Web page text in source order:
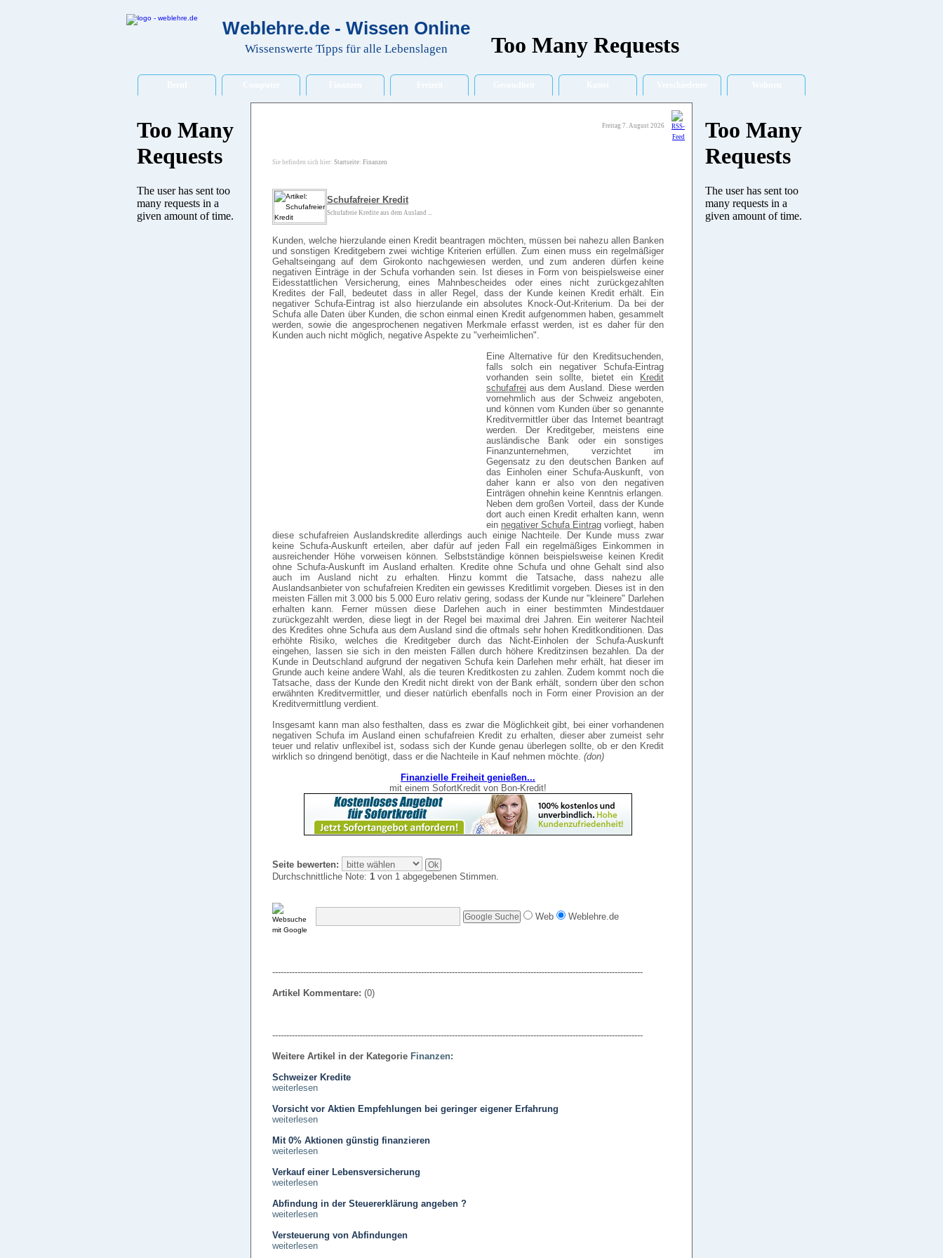
Weblehre.de - Wissen Online
Wissenswerte Tipps für alle Lebenslagen
Freitag 7. August 2026
Sie befinden sich hier: Startseite: Finanzen
Schufafreier Kredit
Schufafreie Kredite aus dem Ausland ...
Kunden, welche hierzulande einen Kredit beantragen möchten, müssen bei nahezu allen Banken
und sonstigen Kreditgebern zwei wichtige Kriterien erfüllen. Zum einen muss ein regelmäßiger
Gehaltseingang auf dem Girokonto nachgewiesen werden, und zum anderen dürfen keine
negativen Einträge in der Schufa vorhanden sein. Ist dieses in Form von beispielsweise einer
Eidesstattlichen Versicherung, eines Mahnbescheides oder eines nicht zurückgezahlten
Kredites der Fall, bedeutet dass in aller Regel, dass der Kunde keinen Kredit erhält. Ein
negativer Schufa-Eintrag ist also hierzulande ein absolutes Knock-Out-Kriterium. Da bei der
Schufa alle Daten über Kunden, die schon einmal einen Kredit aufgenommen haben, gesammelt
werden, sowie die angesprochenen negativen Merkmale erfasst werden, ist es daher für den
Kunden auch nicht möglich, negative Aspekte zu "verheimlichen".
Eine Alternative für den Kreditsuchenden,
falls solch ein negativer Schufa-Eintrag
vorhanden sein sollte, bietet ein
Kredit
schufafrei aus dem Ausland. Diese werden
vornehmlich aus der Schweiz angeboten,
und können vom Kunden über so genannte
Kreditvermittler über das Internet beantragt
werden. Der Kreditgeber, meistens eine
ausländische Bank oder ein sonstiges
Finanzunternehmen, verzichtet im
Gegensatz zu den deutschen Banken auf
das Einholen einer Schufa-Auskunft, von
daher kann er also von den negativen
Einträgen ohnehin keine Kenntnis erlangen.
Neben dem großen Vorteil, dass der Kunde
dort auch einen Kredit erhalten kann, wenn
ein negativer Schufa Eintrag vorliegt, haben
diese schufafreien Auslandskredite allerdings auch einige Nachteile. Der Kunde muss zwar
keine Schufa-Auskunft erteilen, aber dafür auf jeden Fall ein regelmäßiges Einkommen in
ausreichender Höhe vorweisen können. Selbstständige können beispielsweise keinen Kredit
ohne Schufa-Auskunft im Ausland erhalten. Kredite ohne Schufa und ohne Gehalt sind also
auch im Ausland nicht zu erhalten. Hinzu kommt die Tatsache, dass nahezu alle
Auslandsanbieter von schufafreien Krediten ein gewisses Kreditlimit vorgeben. Dieses ist in den
meisten Fällen mit 3.000 bis 5.000 Euro relativ gering, sodass der Kunde nur "kleinere" Darlehen
erhalten kann. Ferner müssen diese Darlehen auch in einer bestimmten Mindestdauer
zurückgezahlt werden, diese liegt in der Regel bei maximal drei Jahren. Ein weiterer Nachteil
des Kredites ohne Schufa aus dem Ausland sind die oftmals sehr hohen Kreditkonditionen. Das
erhöhte Risiko, welches die Kreditgeber durch das Nicht-Einholen der Schufa-Auskunft
eingehen, lassen sie sich in den meisten Fällen durch höhere Kreditzinsen bezahlen. Da der
Kunde in Deutschland aufgrund der negativen Schufa kein Darlehen mehr erhält, hat dieser im
Grunde auch keine andere Wahl, als die teuren Kreditkosten zu zahlen. Zudem kommt noch die
Tatsache, dass der Kunde den Kredit nicht direkt von der Bank erhält, sondern über den schon
erwähnten Kreditvermittler, und dieser natürlich ebenfalls noch in Form einer Provision an der
Kreditvermittlung verdient.
Insgesamt kann man also festhalten, dass es zwar die Möglichkeit gibt, bei einer vorhandenen
negativen Schufa im Ausland einen schufafreien Kredit zu erhalten, dieser aber zumeist sehr
teuer und relativ unflexibel ist, sodass sich der Kunde genau überlegen sollte, ob er den Kredit
wirklich so dringend benötigt, dass er die Nachteile in Kauf nehmen möchte. (don)
Finanzielle Freiheit genießen...
mit einem SofortKredit von Bon-Kredit!
Seite bewerten:
Durchschnittliche Note: 1 von 1 abgegebenen Stimmen.
Web Weblehre.de
------------------------------------------------------------------------------------------------------------------------------------
Artikel Kommentare: (0)
------------------------------------------------------------------------------------------------------------------------------------
Weitere Artikel in der Kategorie Finanzen:
Schweizer Kredite
weiterlesen
Vorsicht vor Aktien Empfehlungen bei geringer eigener Erfahrung
weiterlesen
Mit 0% Aktionen günstig finanzieren
weiterlesen
Verkauf einer Lebensversicherung
weiterlesen
Abfindung in der Steuererklärung angeben ?
weiterlesen
Versteuerung von Abfindungen
weiterlesen